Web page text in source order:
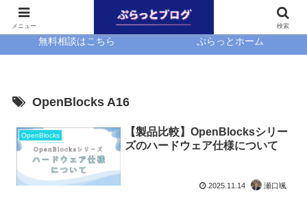
無料相談はこちら ぷらっとホーム
OpenBlocks A16
OpenBlocks
【製品比較】OpenBlocksシリー
ズのハードウェア仕様について
2025.11.14 瀬口颯
メニュー 検索